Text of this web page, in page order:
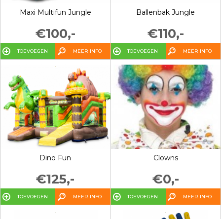
Maxi Multifun Jungle
€100,-
TOEVOEGEN MEER INFO
Ballenbak Jungle
€110,-
TOEVOEGEN MEER INFO
Dino Fun
€125,-
TOEVOEGEN MEER INFO
Clowns
€0,-
TOEVOEGEN MEER INFO